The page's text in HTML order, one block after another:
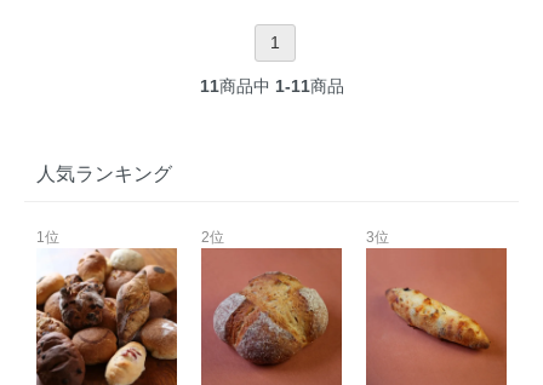
1
11商品中 1-11商品
人気ランキング
1位 2位 3位